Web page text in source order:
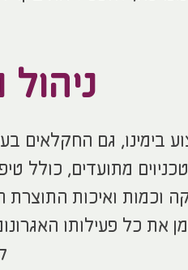
בימינו, גם החקלאים
מתועדים, כולל
וכמות ואיכות התוצרת
את כל פעילותו